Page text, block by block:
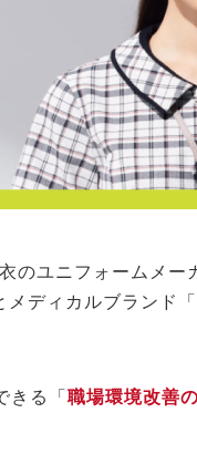
のユニフォームメ
メディカルブランド
きる「 職場環境改善